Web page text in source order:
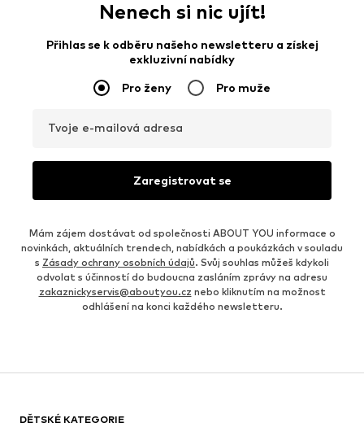
Nenech si nic ujít!
Přihlas se k odběru našeho newsletteru a získej
exkluzivní nabídky
Pro ženy Pro muže
Tvoje e-mailová adresa
Zaregistrovat se
Mám zájem dostávat od společnosti ABOUT YOU informace o
novinkách, aktuálních trendech, nabídkách a poukázkách v souladu
s Zásady ochrany osobních údajů. Svůj souhlas můžeš kdykoli
odvolat s účinností do budoucna zasláním zprávy na adresu
zakaznickyservis@aboutyou.cz nebo kliknutím na možnost
odhlášení na konci každého newsletteru.
DĚTSKÉ KATEGORIE